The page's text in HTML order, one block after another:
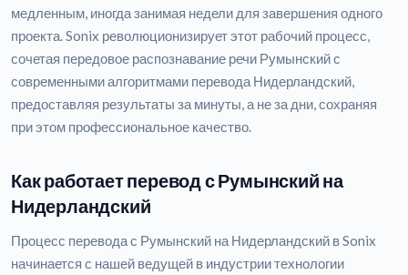
медленным, иногда занимая недели для завершения одного
проекта. Sonix революционизирует этот рабочий процесс,
сочетая передовое распознавание речи Румынский с
современными алгоритмами перевода Нидерландский,
предоставляя результаты за минуты, а не за дни, сохраняя
при этом профессиональное качество.
Как работает перевод с Румынский на
Нидерландский
Процесс перевода с Румынский на Нидерландский в Sonix
начинается с нашей ведущей в индустрии технологии